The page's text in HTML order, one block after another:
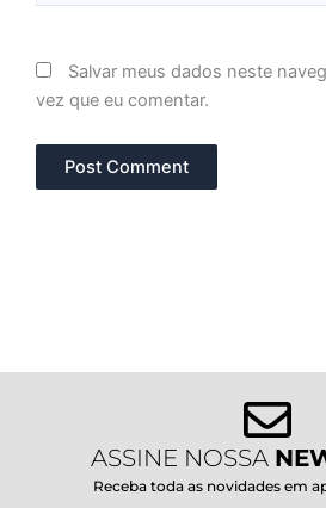
Salvar meus dados neste
vez que eu comentar.
ASSINE NOSSA
Receba toda as novidades em